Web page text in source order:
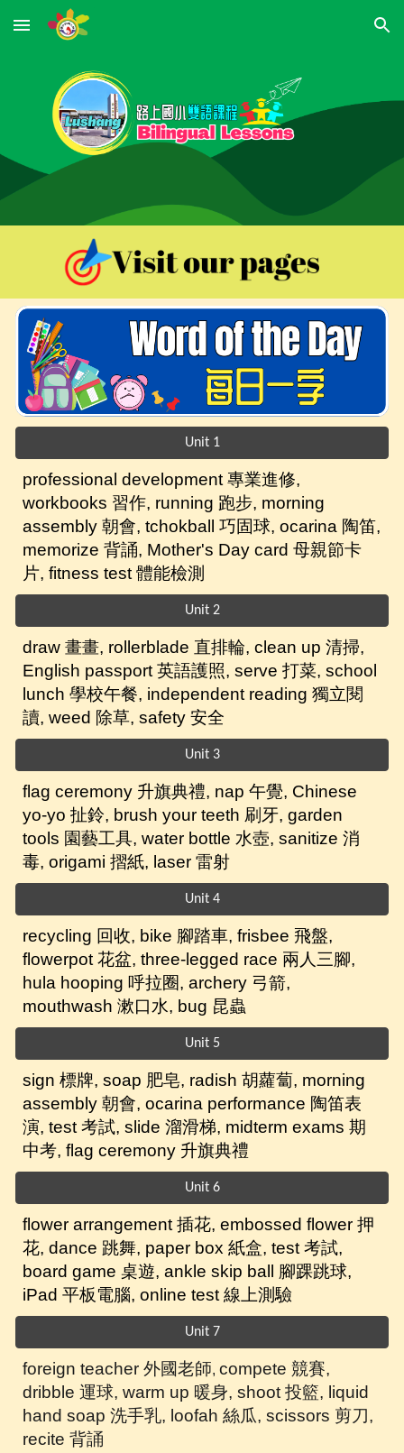
Skip to main content Skip to navigation
Unit 1
professional development 專業進修,
workbooks 習作, running 跑步, morning
assembly 朝會, tchokball 巧固球, ocarina 陶笛,
memorize 背誦, Mother's Day card 母親節卡
片, fitness test 體能檢測
Unit 2
draw 畫畫, rollerblade 直排輪, clean up 清掃,
English passport 英語護照, serve 打菜, school
lunch 學校午餐, independent reading 獨立閱
讀, weed 除草, safety 安全
Unit 3
flag ceremony 升旗典禮, nap 午覺, Chinese
yo-yo 扯鈴, brush your teeth 刷牙, garden
tools 園藝工具, water bottle 水壺, sanitize 消
毒, origami 摺紙, laser 雷射
Unit 4
recycling 回收, bike 腳踏車, frisbee 飛盤,
flowerpot 花盆, three-legged race 兩人三腳,
hula hooping 呼拉圈, archery 弓箭,
mouthwash 漱口水, bug 昆蟲
Unit 5
sign 標牌, soap 肥皂, radish 胡蘿蔔, morning
assembly 朝會, ocarina performance 陶笛表
演, test 考試, slide 溜滑梯, midterm exams 期
中考, flag ceremony 升旗典禮
Unit 6
flower arrangement 插花, embossed flower 押
花, dance 跳舞, paper box 紙盒, test 考試,
board game 桌遊, ankle skip ball 腳踝跳球,
iPad 平板電腦, online test 線上測驗
Unit 7
foreign teacher 外國老師,compete 競賽,
dribble 運球, warm up 暖身, shoot 投籃, liquid
hand soap 洗手乳, loofah 絲瓜, scissors 剪刀,
recite 背誦